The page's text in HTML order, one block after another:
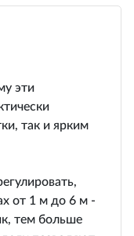
эти
так и ярким
от 1 м до 6 м -
тем больше